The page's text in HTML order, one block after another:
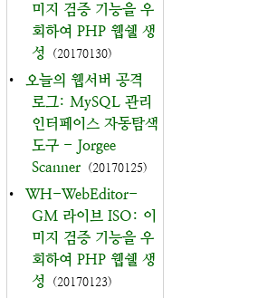
미지 검증 기능을 우
회하여 PHP 웹쉘 생
성
(20170130)
•
오늘의 웹서버 공격
로그: MySQL 관리
인터페이스 자동탐색
도구 - Jorgee
Scanner (20170125)
•
WH-WebEditor-
GM 라이브 ISO: 이
미지 검증 기능을 우
회하여 PHP 웹쉘 생
성
(20170123)